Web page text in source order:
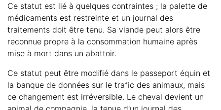
Ce statut est lié à quelques contraintes ; la palette de
médicaments est restreinte et un journal des
traitements doit être tenu. Sa viande peut alors être
reconnue propre à la consommation humaine après
mise à mort dans un abattoir.
Ce statut peut être modifié dans le passeport équin et
la banque de données sur le trafic des animaux, mais
ce changement est irréversible. Le cheval devient un